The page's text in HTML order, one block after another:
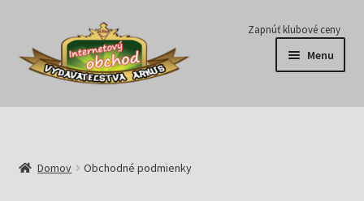
Preskočiť
navigáciu
Preskočiť
obsah
Zapnúť klubové ceny
Menu
Série
Domov Obchodné podmienky